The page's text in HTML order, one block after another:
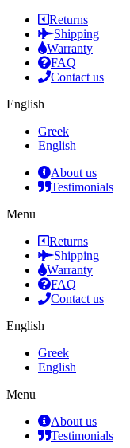
Returns
Shipping
Warranty
FAQ
Contact us
English
Greek
English
About us
Testimonials
Menu
Returns
Shipping
Warranty
FAQ
Contact us
English
Greek
English
Menu
About us
Testimonials